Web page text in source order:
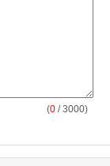
(0 / 3000)